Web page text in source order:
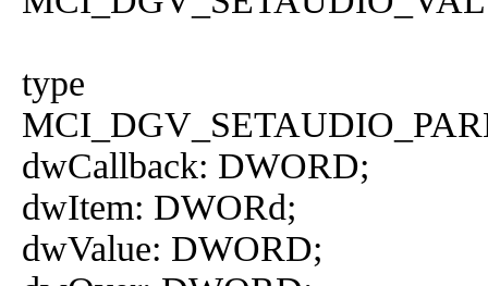
type
dwCallback: DWORD;
dwItem: DWORd;
dwValue: DWORD;